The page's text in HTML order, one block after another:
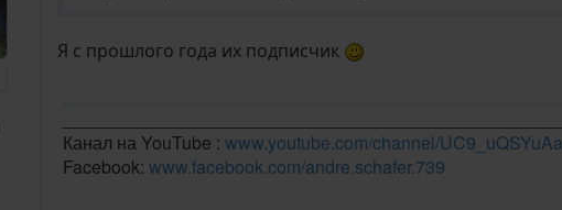
Я с прошлого года их подписчик
Канал на YouTube : www.youtube.com/channel/
Facebook: www.facebook.com/andre.schafer.739